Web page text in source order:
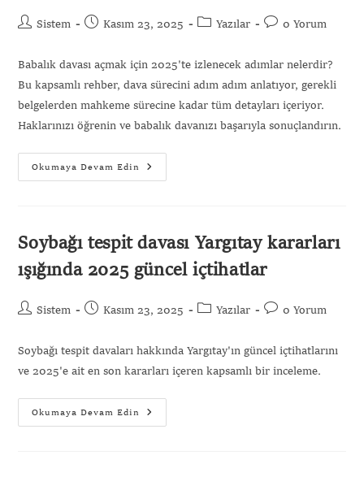
Sistem Kasım 23, 2025 Yazılar 0 Yorum
Babalık davası açmak için 2025'te izlenecek adımlar nelerdir?
Bu kapsamlı rehber, dava sürecini adım adım anlatıyor, gerekli
belgelerden mahkeme sürecine kadar tüm detayları içeriyor.
Haklarınızı öğrenin ve babalık davanızı başarıyla sonuçlandırın.
Okumaya Devam Edin
Soybağı tespit davası Yargıtay kararları
ışığında 2025 güncel içtihatlar
Sistem Kasım 23, 2025 Yazılar 0 Yorum
Soybağı tespit davaları hakkında Yargıtay'ın güncel içtihatlarını
ve 2025'e ait en son kararları içeren kapsamlı bir inceleme.
Okumaya Devam Edin